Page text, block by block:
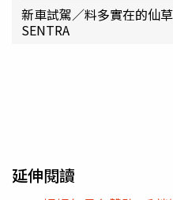
新車試駕／料多實在的仙
SENTRA
延伸閱讀